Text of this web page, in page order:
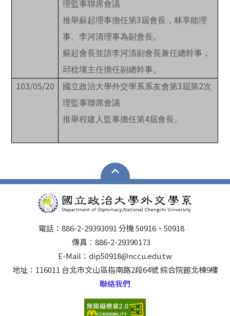
理監事聯席會議
推舉蘇起理事擔任第3 屆會長，林享能理
事、李河清理事為副會長。
蘇起會長並請李河清副會長兼任總幹事，
邱稔壤主任擔任副總幹事。
103/05/20 國立政治大學外交學系系友會第3 屆第2次
理監事聯席會議
推舉程建人監事擔任第4屆會長。
電話：886-2-29393091 分機 50916、50918
傳真：886-2-29390173
E-Mail：dip50918@nccu.edu.tw
地址：116011 台北市文山區指南路2段64號 綜合院館北棟9樓
聯絡我們